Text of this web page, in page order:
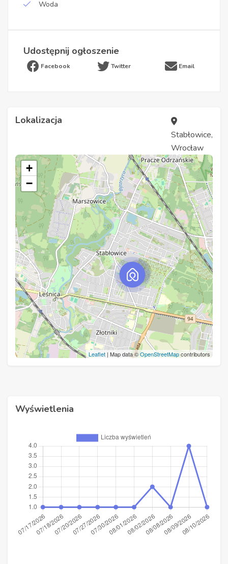
Woda
Udostępnij ogłoszenie
Facebook Twitter Email
Lokalizacja
Stabłowice,
Wrocław
+
−
Leaflet | Map data ©OpenStreetMapcontributors
Wyświetlenia